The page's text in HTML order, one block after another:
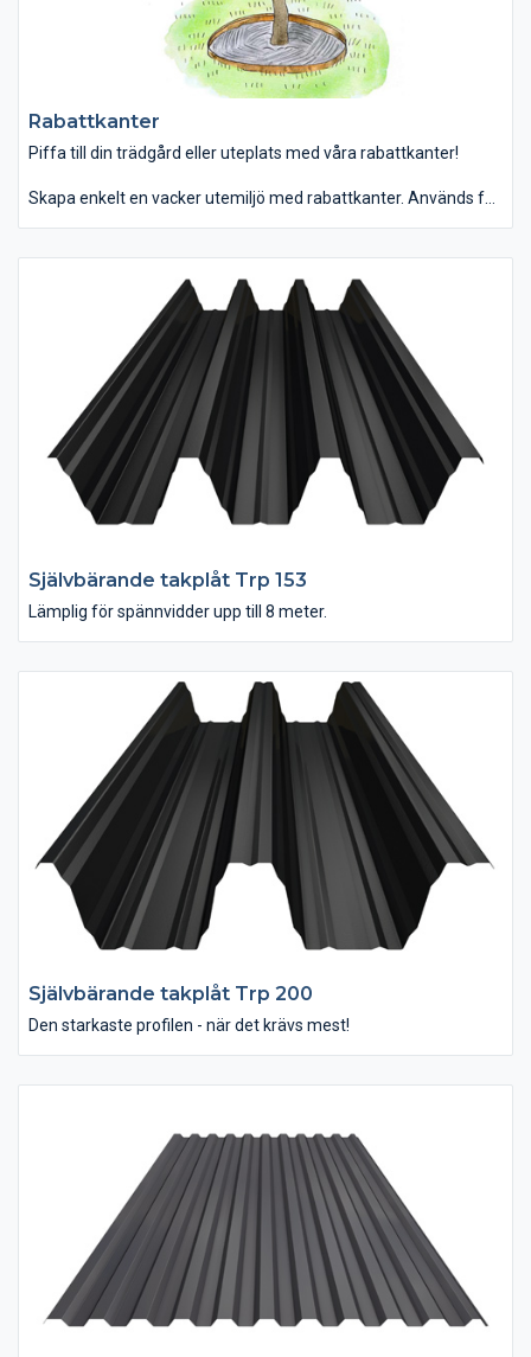
Rabattkanter
Piffa till din trädgård eller uteplats med våra rabattkanter!
Skapa enkelt en vacker utemiljö med rabattkanter. Används för
Tillverkas i varmförzinkad stålplåt som oxiderar i en ljusgrå färg
eller kallvalsad stålplåt som rostar vackert brunt. Välj till
hörnplåtar, skarvplåtar, runda former eller andra material.
Tillverkas i olika höjder och tjocklekar.
Självbärande takplåt Trp 153
Lämplig för spännvidder upp till 8 meter.
Självbärande takplåt Trp 200
Den starkaste profilen - när det krävs mest!